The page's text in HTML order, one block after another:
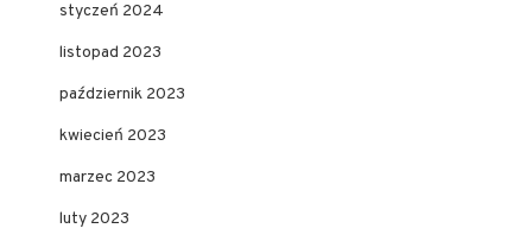
styczeń 2024
listopad 2023
październik 2023
kwiecień 2023
marzec 2023
luty 2023